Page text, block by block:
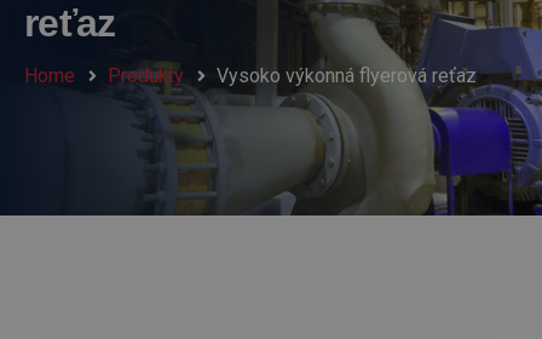
reťaz
Home Produkty Vysoko výkonná flyerová reťaz